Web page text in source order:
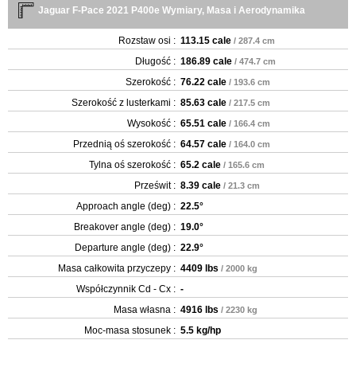
Jaguar F-Pace 2021 P400e Wymiary, Masa i Aerodynamika
Rozstaw osi : 113.15 cale / 287.4 cm
Długość : 186.89 cale / 474.7 cm
Szerokość : 76.22 cale / 193.6 cm
Szerokość z lusterkami : 85.63 cale / 217.5 cm
Wysokość : 65.51 cale / 166.4 cm
Przednią oś szerokość : 64.57 cale / 164.0 cm
Tylna oś szerokość : 65.2 cale / 165.6 cm
Prześwit : 8.39 cale / 21.3 cm
Approach angle (deg) : 22.5°
Breakover angle (deg) : 19.0°
Departure angle (deg) : 22.9°
Masa całkowita przyczepy : 4409 lbs / 2000 kg
Współczynnik Cd - Cx : -
Masa własna : 4916 lbs / 2230 kg
Moc-masa stosunek : 5.5 kg/hp